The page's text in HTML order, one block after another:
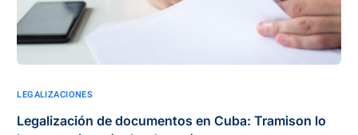
LEGALIZACIONES
Legalización de documentos en Cuba: Tramison lo